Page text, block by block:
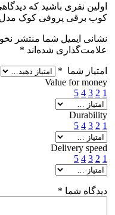
اولین نفری باشید که
کوب برقی پروفی کوک مدل PC-SM 1094”
نشانی ایمیل شما منتشر
علامت‌گذاری شده‌اند *
امتیاز شما *
Value for money
1
2
3
4
5
Durability
1
2
3
4
5
Delivery speed
1
2
3
4
5
دیدگاه شما *